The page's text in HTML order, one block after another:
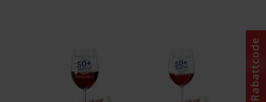
Rabattcode